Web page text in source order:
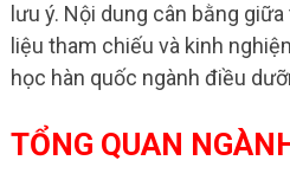
lưu ý. Nội dung cân bằng
liệu tham chiếu và kinh
học hàn quốc ngành điều
TỔNG QUAN